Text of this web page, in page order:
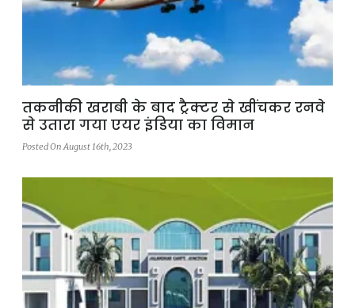
तकनीकी खराबी के बाद ट्रैक्टर से खींचकर रनवे
से उतारा गया एयर इंडिया का विमान
Posted On August 16th, 2023